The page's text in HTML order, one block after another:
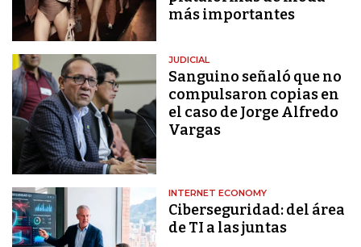
más importantes
JUDICIAL
Sanguino señaló que no
compulsaron copias en
el caso de Jorge Alfredo
Vargas
INTERNET ECONOMY
Ciberseguridad: del área
de TI a las juntas